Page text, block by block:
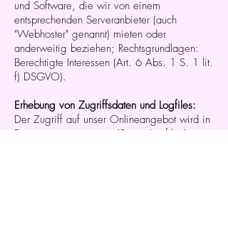
und Software, die wir von einem
entsprechenden Serveranbieter (auch
"Webhoster" genannt) mieten oder
anderweitig beziehen; Rechtsgrundlagen:
Berechtigte Interessen (Art. 6 Abs. 1 S. 1 lit.
f) DSGVO).
Erhebung von Zugriffsdaten und Logfiles:
Der Zugriff auf unser Onlineangebot wird in
Form von sogenannten "Server-Logfiles"